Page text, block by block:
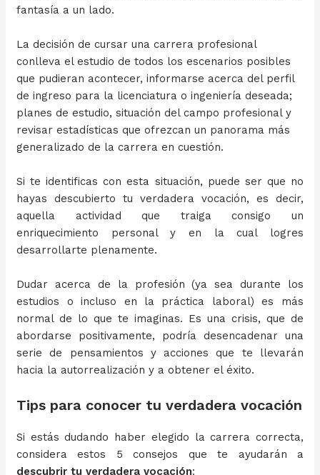
fantasía a un lado.
La decisión de cursar una carrera profesional
conlleva el estudio de todos los escenarios posibles
que pudieran acontecer, informarse acerca del perfil
de ingreso para la licenciatura o ingeniería deseada;
planes de estudio, situación del campo profesional y
revisar estadísticas que ofrezcan un panorama más
generalizado de la carrera en cuestión.
Si te identificas con esta situación, puede ser que no
hayas descubierto tu verdadera vocación, es decir,
aquella actividad que traiga consigo un
enriquecimiento personal y en la cual logres
desarrollarte plenamente.
Dudar acerca de la profesión (ya sea durante los
estudios o incluso en la práctica laboral) es más
normal de lo que te imaginas. Es una crisis, que de
abordarse positivamente, podría desencadenar una
serie de pensamientos y acciones que te llevarán
hacia la autorrealización y a obtener el éxito.
Tips para conocer tu verdadera vocación
Si estás dudando haber elegido la carrera correcta,
considera estos 5 consejos que te ayudarán a
descubrir tu verdadera vocación: